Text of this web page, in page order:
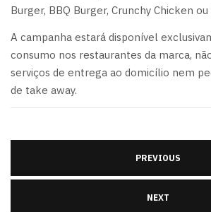
Burger, BBQ Burger, Crunchy Chicken
A campanha estará disponível
consumo nos restaurantes da marca,
serviços de entrega ao domicílio nem
de take away.
PREVIOUS
NEXT